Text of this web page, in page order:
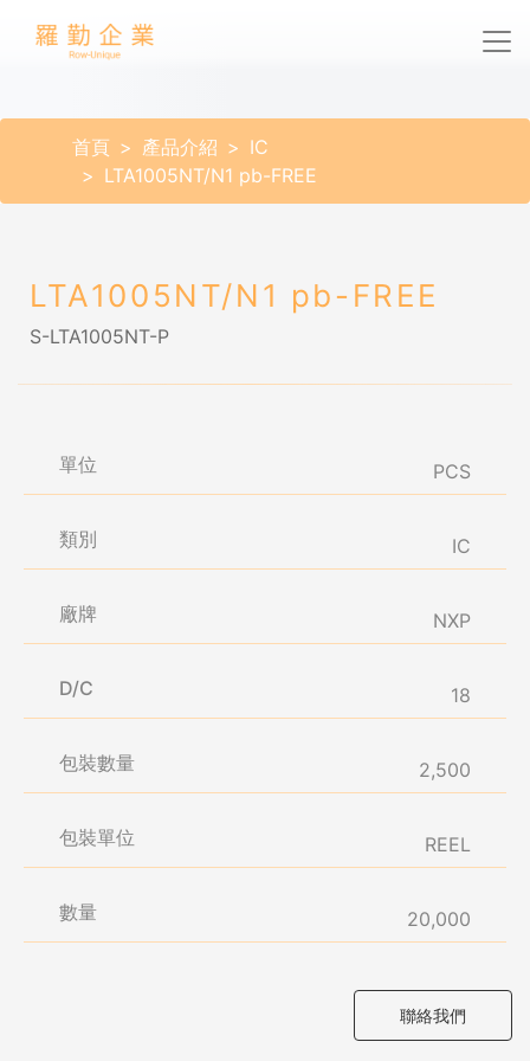
首頁 產品介紹
IC
LTA1005NT/N1 pb-FREE
LTA1005NT/N1 pb-FREE
S-LTA1005NT-P
單位 PCS
類別 IC
廠牌 NXP
D/C 18
包裝數量 2,500
包裝單位 REEL
數量 20,000
聯絡我們